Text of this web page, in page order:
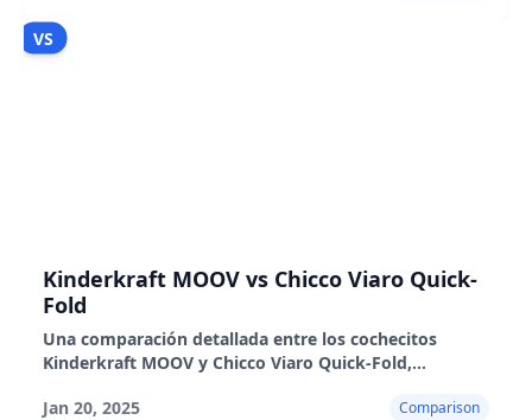
VS
Kinderkraft MOOV vs Chicco Viaro Quick-
Fold
Una comparación detallada entre los cochecitos
Kinderkraft MOOV y Chicco Viaro Quick-Fold,
Jan 20, 2025
Comparison